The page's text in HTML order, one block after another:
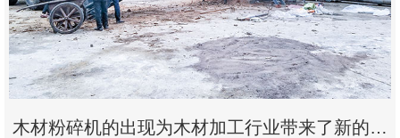
木材粉碎机的出现为木材加工行业带来了新的变